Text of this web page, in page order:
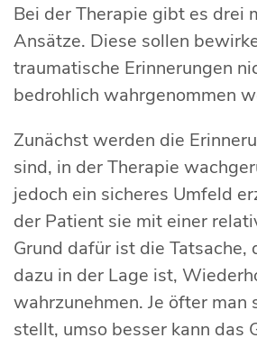
Bei der Therapie gibt es drei
Ansätze. Diese sollen
traumatische Erinnerungen
bedrohlich wahrgenommen
Zunächst werden die
sind, in der Therapie
jedoch ein sicheres Umfeld
der Patient sie mit einer
Grund dafür ist die Tatsache,
dazu in der Lage ist,
wahrzunehmen. Je öfter man
stellt, umso besser kann das